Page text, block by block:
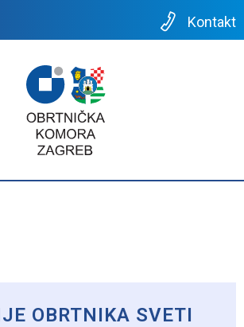
Kontakt
OBRTNIKA SVETI